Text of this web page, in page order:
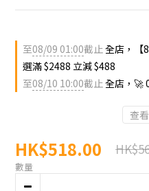
至08/09 01:00截止全店，【
選滿 $2488 立減 $488
至08/10 10:00截止全店，🚀
查
HK$518.00
數量